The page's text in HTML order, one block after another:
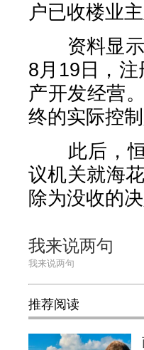
户已收楼业
资料显示
8月19日，
产开发经营
终的实际控
此后，恒
议机关就海
除为没收的决
我来说两句
推荐阅读